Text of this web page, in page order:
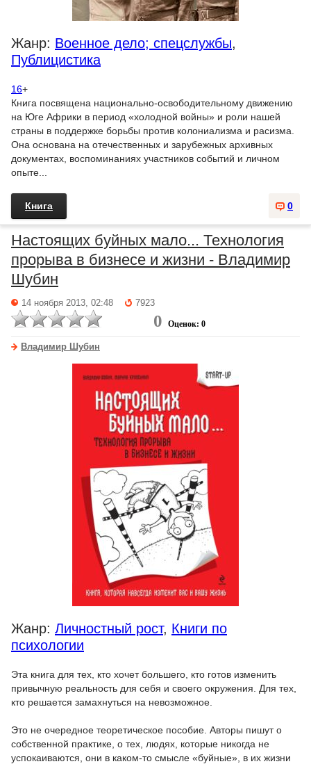
Жанр: Военное дело; спецслужбы,
Публицистика
16+
Книга посвящена национально-освободительному движению
на Юге Африки в период «холодной войны» и роли нашей
страны в поддержке борьбы против колониализма и расизма.
Она основана на отечественных и зарубежных архивных
документах, воспоминаниях участников событий и личном
опыте...
0
Книга
Настоящих буйных мало... Технология
прорыва в бизнесе и жизни - Владимир
Шубин
14 ноября 2013, 02:48 7923
0 Оценок: 0
Владимир Шубин
Жанр: Личностный рост, Книги по
психологии
Эта книга для тех, кто хочет большего, кто готов изменить
привычную реальность для себя и своего окружения. Для тех,
кто решается замахнуться на невозможное.
Это не очередное теоретическое пособие. Авторы пишут о
собственной практике, о тех, людях, которые никогда не
успокаиваются, они в каком-то смысле «буйные», в их жизни